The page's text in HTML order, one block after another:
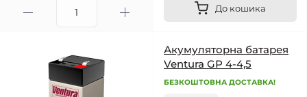
До кошика
Акумуляторна батарея
Ventura GP 4-4,5
БЕЗКОШТОВНА ДОСТАВКА!